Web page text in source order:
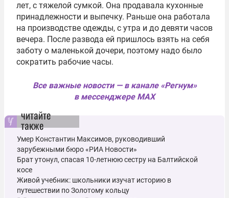
лет, с тяжелой сумкой. Она продавала кухонные
принадлежности и выпечку. Раньше она работала
на производстве одежды, с утра и до девяти часов
вечера. После развода ей пришлось взять на себя
заботу о маленькой дочери, поэтому надо было
сократить рабочие часы.
Все важные новости — в канале «Регнум»
в мессенджере MAX
читайте
также
Умер Константин Максимов, руководивший
зарубежными бюро «РИА Новости»
Брат утонул, спасая 10-летнюю сестру на Балтийской
косе
Живой учебник: школьники изучат историю в
путешествии по Золотому кольцу